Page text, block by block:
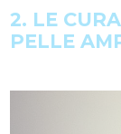
2. LE
PELLE